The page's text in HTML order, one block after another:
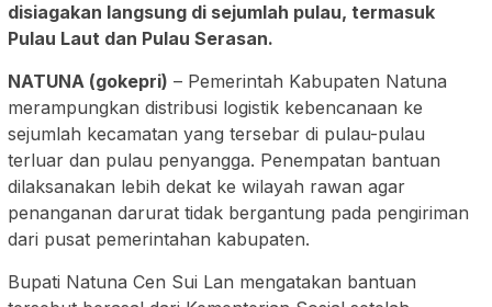
disiagakan langsung di sejumlah pulau, termasuk
Pulau Laut dan Pulau Serasan.
NATUNA (gokepri) – Pemerintah Kabupaten Natuna
merampungkan distribusi logistik kebencanaan ke
sejumlah kecamatan yang tersebar di pulau-pulau
terluar dan pulau penyangga. Penempatan bantuan
dilaksanakan lebih dekat ke wilayah rawan agar
penanganan darurat tidak bergantung pada pengiriman
dari pusat pemerintahan kabupaten.
Bupati Natuna Cen Sui Lan mengatakan bantuan